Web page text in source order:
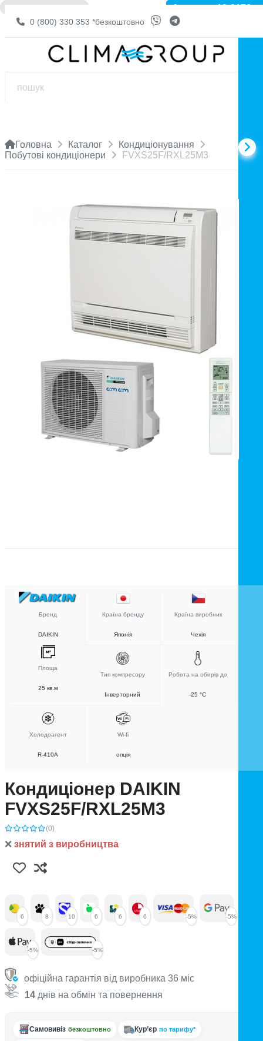
0 (800) 330 353 *безкоштовно
Головна Каталог
Кондиціонування
Побутові кондиціонери
FVXS25F/RXL25M3
Артикул: 10-0176
❌ НЕМА В НАЯВНОСТІ
Бренд
DAIKIN
Країна бренду
Японія
Країна виробник
Чехія
Площа
25 кв.м
Тип компресору
Інверторний
Робота на обігрів до
-25 °C
Холодоагент
R-410A
Wi-fi
опція
Кондиціонер DAIKIN
FVXS25F/RXL25M3
(0)
❌ знятий з виробництва
6 8 10 6 6 6 -5% -5%
-5% -5%
офіційна гарантія від виробника 36 міс
14 днів на обмін та повернення
Самовивіз безкоштовно Кур’єр по тарифу*